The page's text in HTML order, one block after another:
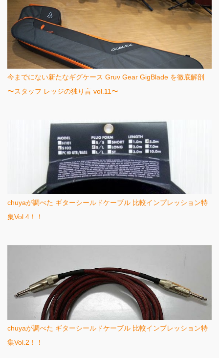
今までにない新たなギグケース Gruv Gear GigBlade を徹底解剖
〜スタッフ レッジの独り言 vol.11〜
chuyaが調べた ギターシールドケーブル 比較インプレッション特
集Vol.4！！
chuyaが調べた ギターシールドケーブル 比較インプレッション特
集Vol.2！！